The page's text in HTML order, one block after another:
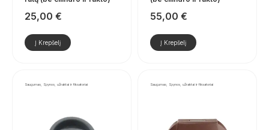
25,00 €
Į Krepšelį
55,00 €
Į Krepšelį
Saugumas, Spynos, užraktai ir fiksatoriai Saugumas, Spynos, užraktai ir fiksatoriai